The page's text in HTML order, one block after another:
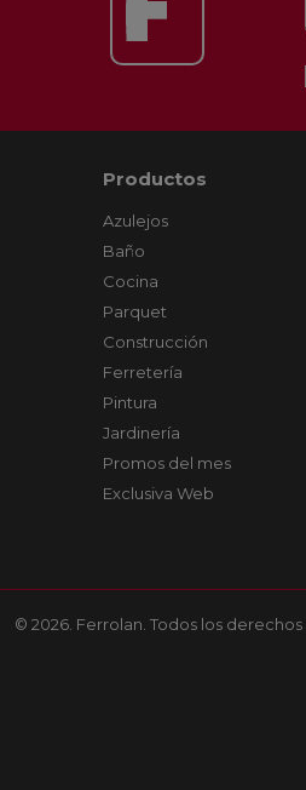
Productos
Azulejos
Baño
Cocina
Parquet
Construcción
Ferretería
Pintura
Jardinería
Promos del mes
Exclusiva Web
© 2026. Ferrolan. Todos los derechos